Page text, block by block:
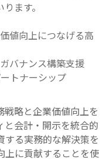
ます。
値向上につなげる高
バナンス構築支援
トナーシップ
戦略と企業価値向上を
と会計・開示を統合的
する実務的な解決策を
上に貢献することを使